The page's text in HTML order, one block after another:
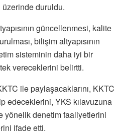
üzerinde duruldu.
güncellenmesi, kalite
bilişim altyapısının
sisteminin daha iyi bir
vereceklerini belirtti.
ile paylaşacaklarını, KKTC
edeceklerini, YKS kılavuzuna
yönelik denetim faaliyetlerini
ifade etti.